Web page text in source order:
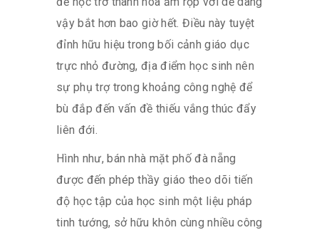
vậy bắt hơn bao giờ hết. Điều này tuyệt
đỉnh hữu hiệu trong bối cảnh giáo dục
trực nhỏ đường, địa điểm học sinh nên
sự phụ trợ trong khoảng công nghệ để
bù đắp đến vấn đề thiếu vắng thúc đẩy
liên đới.
Hình như, bán nhà mặt phố đà nẵng
được đến phép thầy giáo theo dõi tiến
độ học tập của học sinh một liệu pháp
tinh tướng, sở hữu khôn cùng nhiều công